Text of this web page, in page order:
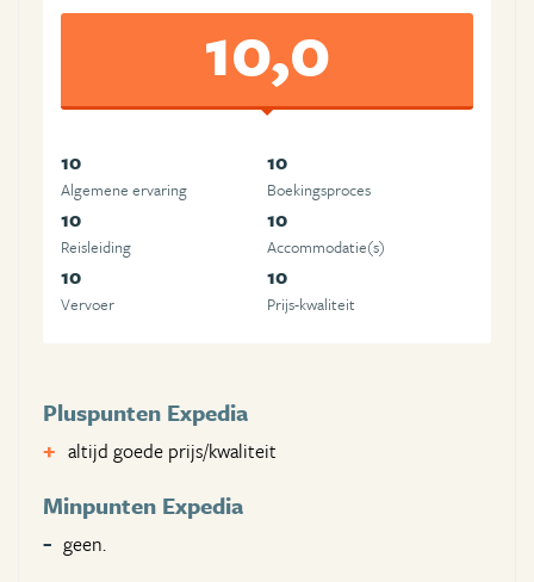
10,0
10
Algemene ervaring
10
Boekingsproces
10
Reisleiding
10
Accommodatie(s)
10
Vervoer
10
Prijs-kwaliteit
Pluspunten Expedia
altijd goede prijs/kwaliteit
Minpunten Expedia
geen.